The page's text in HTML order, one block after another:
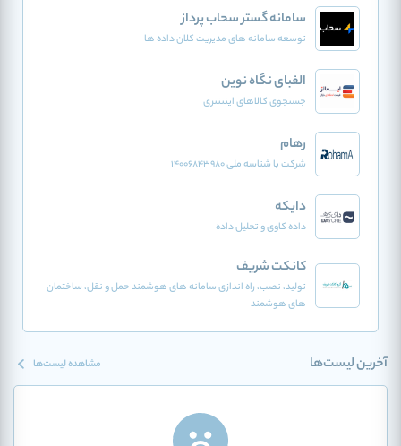
سامانه گستر سحاب پرداز
توسعه سامانه های مدیریت کلان داده ها
الفبای نگاه نوین
جستجوی کالاهای اینتنتری
رهام
شرکت با شناسه ملی 14006843980
دایکه
داده کاوی و تحلیل داده
کانکت شریف
تولید، نصب، راه اندازی سامانه های هوشمند حمل و نقل، ساختمان
های هوشمند
آخرین لیست‌ها مشاهده لیست‌ها